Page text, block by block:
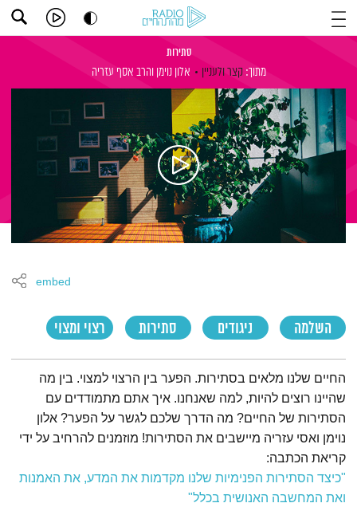
סתירות
מתוך: קצר ולעניין אלון נוימן והרב אסף עזריה
השלמה ניגודים סתירות רצוי ומצוי
embed
תמצית הפודקאסט
החיים שלנו מלאים בסתירות. הפער בין הרצוי למצוי. בין מה
שהיינו רוצים להיות, למה שאנחנו. איך אתם מתמודדים עם
הסתירות של החיים? מה הדרך שלכם לגשר על הפער? אלון
נוימן ואסי עזריה מיישבים את הסתירות! מוזמנים להרחיב על ידי
קריאת הכתבה:
"כיצד הסתירות הפנימיות שלנו מקדמות את המדע, את האמנות
ואת המחשבה האנושית בכלל"